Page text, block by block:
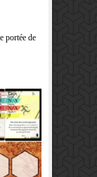
portée de